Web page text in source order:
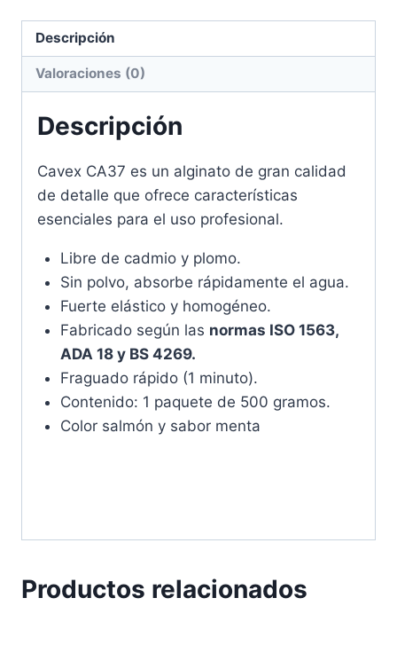
Descripción
Valoraciones (0)
Descripción
Cavex CA37 es un alginato de gran calidad
de detalle que ofrece características
esenciales para el uso profesional.
Libre de cadmio y plomo.
Sin polvo, absorbe rápidamente el agua.
Fuerte elástico y homogéneo.
Fabricado según las normas ISO 1563,
ADA 18 y BS 4269.
Fraguado rápido (1 minuto).
Contenido: 1 paquete de 500 gramos.
Color salmón y sabor menta
Productos relacionados